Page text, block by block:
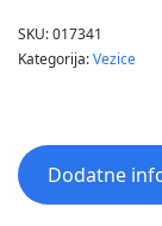
SKU:017341
Kategorija:Vezice
Dodatne